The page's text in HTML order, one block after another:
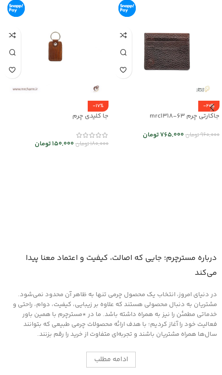
-20%
جاکارتی چرم mrc1318-63
960,000تومان765,000تومان
-17%
جا کلیدی چرم
180,000تومان150,000تومان
درباره مسترچرم؛ جایی که اصالت، کیفیت و اعتماد معنا پیدا
می‌کند
در دنیای امروز، انتخاب یک محصول چرمی تنها به ظاهر آن محدود نمی‌شود.
مشتریان به دنبال محصولی هستند که علاوه بر زیبایی، کیفیت، دوام، راحتی و
خدماتی مطمئن را نیز به همراه داشته باشد. ما در *مسترچرم با همین باور
فعالیت خود را آغاز کردیم؛ با هدف ارائه محصولات چرمی طبیعی که بتوانند
سال‌ها همراه مشتریان باشند و تجربه‌ای متفاوت از خرید را رقم بزنند.
ادامه مطلب